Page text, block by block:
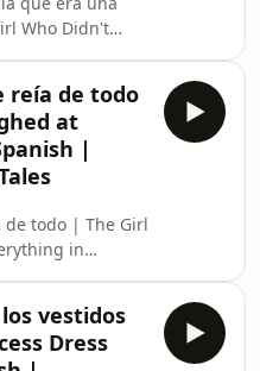
English on our
:
EnglishFairyTales
i
Who Didn't
of this video
people below
a los
de este video
para niños
Stories in
Fairy Tales
reía de todo
at
|
de todo | The Girl
in
suitable for
of age. ►
vestidos
Dress